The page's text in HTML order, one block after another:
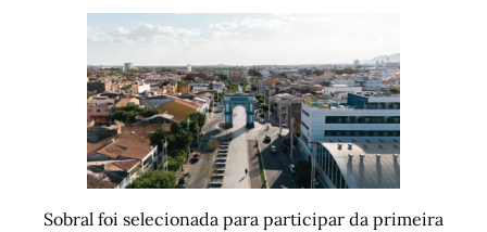
Sobral foi selecionada para participar da primeira